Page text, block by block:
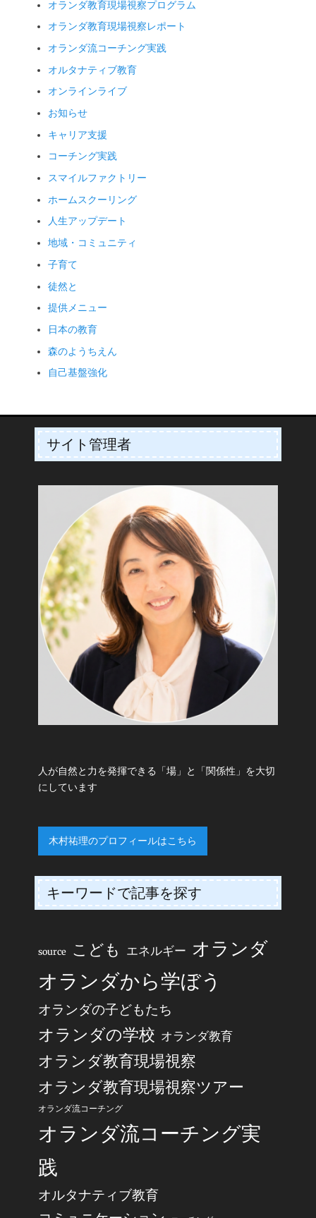
オランダ教育現場視察プログラム
オランダ教育現場視察レポート
オランダ流コーチング実践
オルタナティブ教育
オンラインライブ
お知らせ
キャリア支援
コーチング実践
スマイルファクトリー
ホームスクーリング
人生アップデート
地域・コミュニティ
子育て
徒然と
提供メニュー
日本の教育
森のようちえん
自己基盤強化
サイト管理者
人が自然と力を発揮できる「場」と「関係性」を大切
にしています
木村祐理のプロフィールはこちら
キーワードで記事を探す
source こども エネルギー オランダ
オランダから学ぼう
オランダの子どもたち
オランダの学校 オランダ教育
オランダ教育現場視察
オランダ教育現場視察ツアー
オランダ流コーチング
オランダ流コーチング実
践
オルタナティブ教育